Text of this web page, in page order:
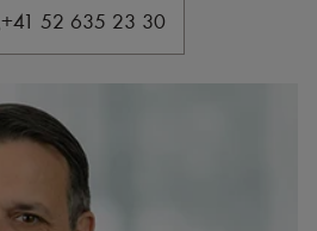
+41 52 635 23 30